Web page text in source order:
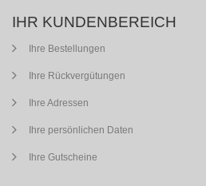
IHR KUNDENBEREICH
Ihre Bestellungen
Ihre Rückvergütungen
Ihre Adressen
Ihre persönlichen Daten
Ihre Gutscheine